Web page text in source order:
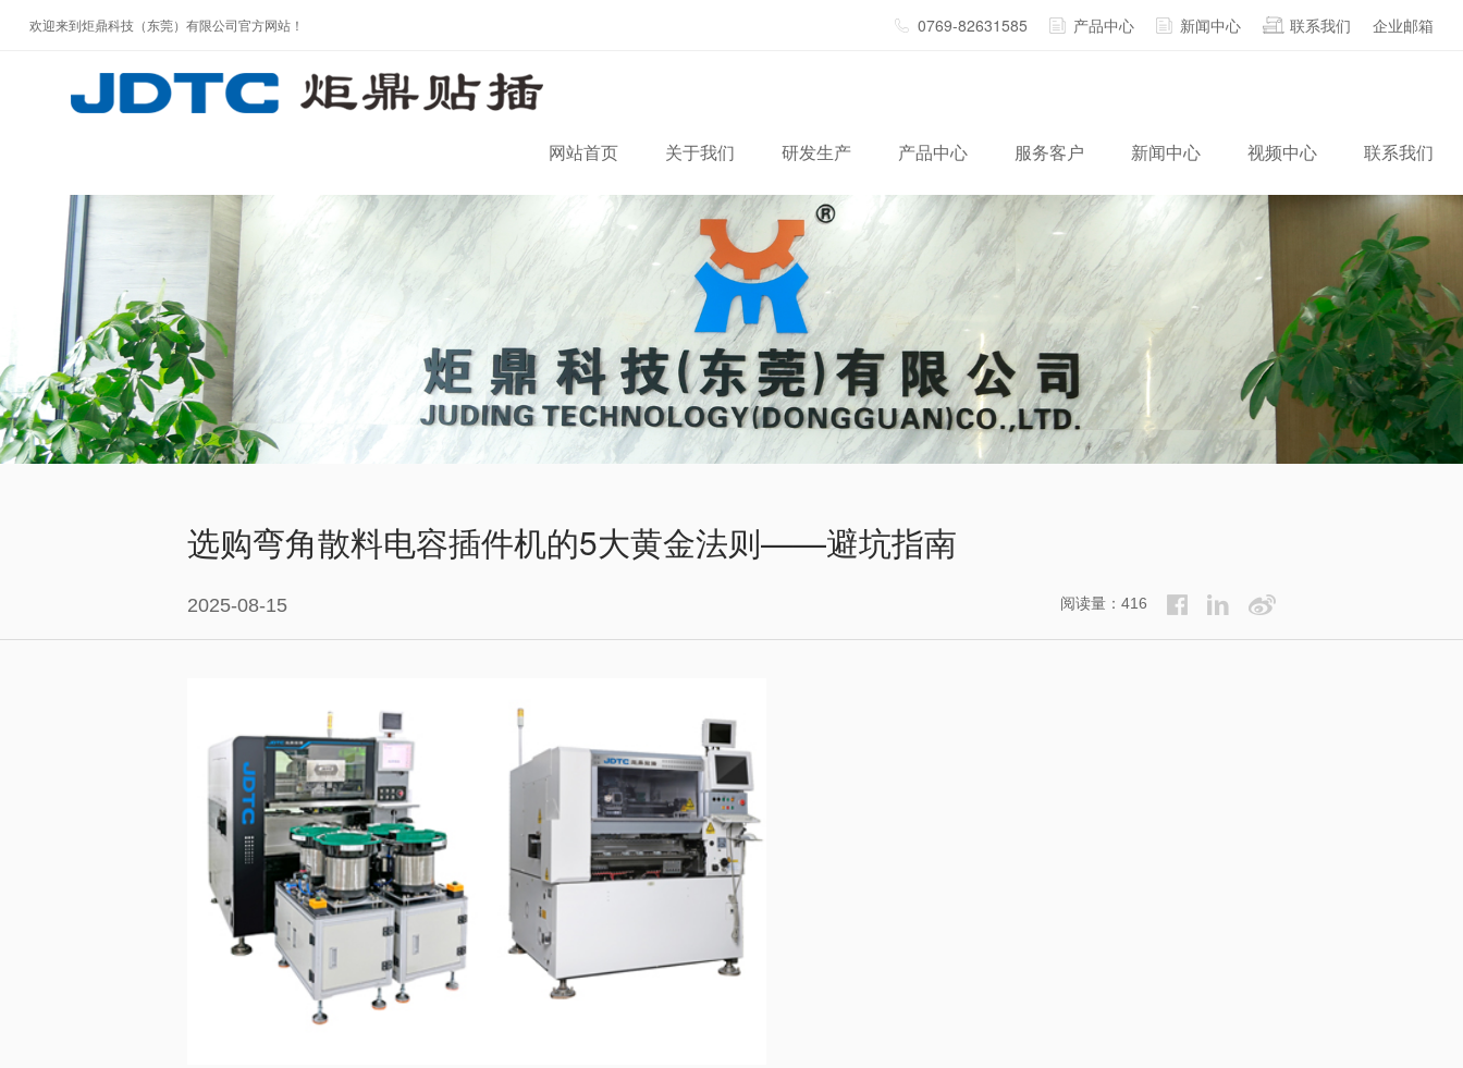
欢迎来到炬鼎科技（东莞）有限公司官方网站！ 0769-82631585 产品中心 新闻中心 联系我们 企业邮箱
网站首页 关于我们 研发生产 产品中心 服务客户 新闻中心 视频中心 联系我们
选购弯角散料电容插件机的5大黄金法则——避坑指南​
2025-08-15 阅读量：416